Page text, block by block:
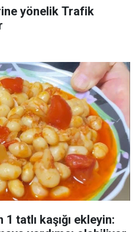
yönelik Trafik
tatlı kaşığı ekleyin: